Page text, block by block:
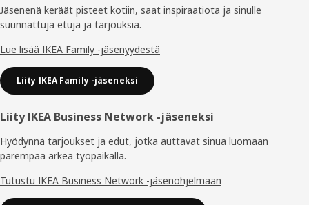
Jäsenenä keräät pisteet kotiin, saat inspiraatiota ja sinulle
suunnattuja etuja ja tarjouksia.​
Lue lisää IKEA Family -jäsenyydestä
Liity IKEA Family -jäseneksi
Liity IKEA Business Network -jäseneksi
Hyödynnä tarjoukset ja edut, jotka auttavat sinua luomaan
parempaa arkea työpaikalla.
Tutustu IKEA Business Network -jäsenohjelmaan